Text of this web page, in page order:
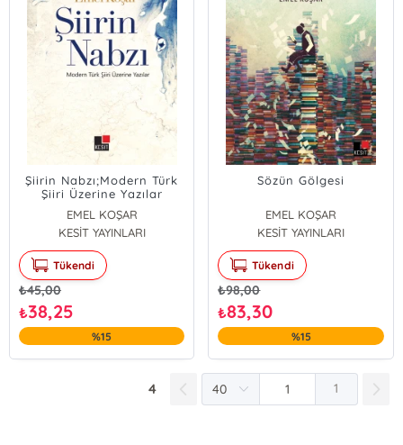
Şiirin Nabzı;Modern Türk
Şiiri Üzerine Yazılar
EMEL KOŞAR
KESİT YAYINLARI
Tükendi
₺45,00
₺38,25
%15
Sözün Gölgesi
EMEL KOŞAR
KESİT YAYINLARI
Tükendi
₺98,00
₺83,30
%15
4 1